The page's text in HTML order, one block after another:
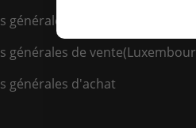
générales de vente(Belgique)
générales de
générales d'achat